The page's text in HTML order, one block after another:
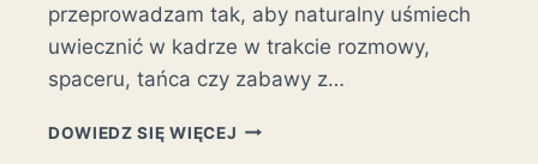
przeprowadzam tak, aby naturalny uśmiech
uwiecznić w kadrze w trakcie rozmowy,
spaceru, tańca czy zabawy z…
DOWIEDZ SIĘ WIĘCEJ SESJA